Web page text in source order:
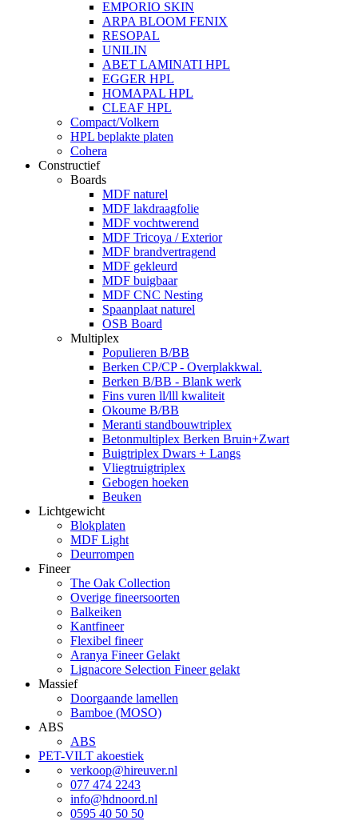
EMPORIO SKIN
ARPA BLOOM FENIX
RESOPAL
UNILIN
ABET LAMINATI HPL
EGGER HPL
HOMAPAL HPL
CLEAF HPL
Compact/Volkern
HPL beplakte platen
Cohera
Constructief
Boards
MDF naturel
MDF lakdraagfolie
MDF vochtwerend
MDF Tricoya / Exterior
MDF brandvertragend
MDF gekleurd
MDF buigbaar
MDF CNC Nesting
Spaanplaat naturel
OSB Board
Multiplex
Populieren B/BB
Berken CP/CP - Overplakkwal.
Berken B/BB - Blank werk
Fins vuren ll/lll kwaliteit
Okoume B/BB
Meranti standbouwtriplex
Betonmultiplex Berken Bruin+Zwart
Buigtriplex Dwars + Langs
Vliegtruigtriplex
Gebogen hoeken
Beuken
Lichtgewicht
Blokplaten
MDF Light
Deurrompen
Fineer
The Oak Collection
Overige fineersoorten
Balkeiken
Kantfineer
Flexibel fineer
Aranya Fineer Gelakt
Lignacore Selection Fineer gelakt
Massief
Doorgaande lamellen
Bamboe (MOSO)
ABS
ABS
PET-VILT akoestiek
verkoop@hireuver.nl
077 474 2243
info@hdnoord.nl
0595 40 50 50